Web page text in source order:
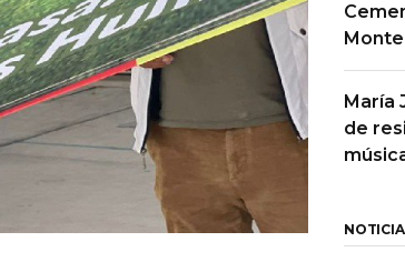
Monte
María
de